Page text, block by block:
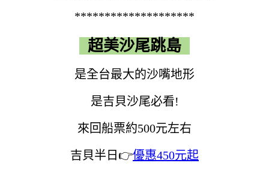
********************
超美沙尾跳島
是全台最大的沙嘴地形
是吉貝沙尾必看!
來回船票約500元左右
吉貝半日👉優惠450元起